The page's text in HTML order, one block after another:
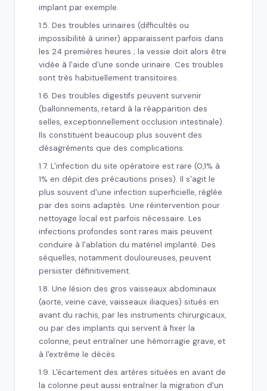
implant par exemple.
1.5. Des troubles urinaires (difficultés ou
impossibilité à uriner) apparaissent parfois dans
les 24 premières heures ; la vessie doit alors être
vidée à l'aide d'une sonde urinaire. Ces troubles
sont très habituellement transitoires.
1.6. Des troubles digestifs peuvent survenir
(ballonnements, retard à la réapparition des
selles, exceptionnellement occlusion intestinale).
Ils constituent beaucoup plus souvent des
désagréments que des complications.
1.7. L'infection du site opératoire est rare (0,1% à
1% en dépit des précautions prises). Il s'agit le
plus souvent d'une infection superficielle, réglée
par des soins adaptés. Une réintervention pour
nettoyage local est parfois nécessaire. Les
infections profondes sont rares mais peuvent
conduire à l'ablation du matériel implanté. Des
séquelles, notamment douloureuses, peuvent
persister définitivement.
1.8. Une lésion des gros vaisseaux abdominaux
(aorte, veine cave, vaisseaux iliaques) situés en
avant du rachis, par les instruments chirurgicaux,
ou par des implants qui servent à fixer la
colonne, peut entraîner une hémorragie grave, et
à l'extrême le décès.
1.9. L'écartement des artères situées en avant de
la colonne peut aussi entraîner la migration d'un